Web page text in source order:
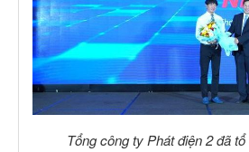
Tổng công ty Phát điện 2 đã